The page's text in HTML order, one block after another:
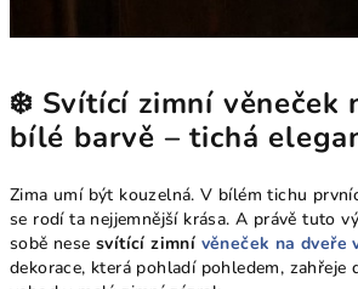
❄️ Svítící zimní věneček
bílé barvě – tichá
Zima umí být kouzelná. V bílém tichu
se rodí ta nejjemnější krása. A právě tuto
sobě nesesvítící zimní věneček na dveře
dekorace, která pohladí pohledem, zahřeje